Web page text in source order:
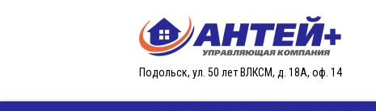
Перейти к основному содержанию
Подольск, ул. 50 лет ВЛКСМ, д. 18А, оф. 14